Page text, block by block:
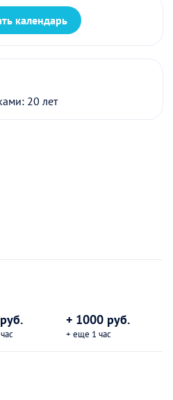
календарь
20 лет
+ 1000 руб.
+ еще 1 час